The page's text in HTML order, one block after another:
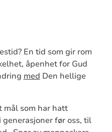
En tid som gir rom
åpenhet for Gud
med Den hellige
mål som har hatt
før oss, til